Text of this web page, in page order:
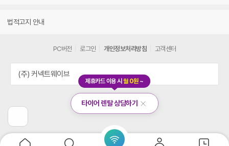
법적고지 안내
제휴카드 이용 시월 0원~
타이어 렌탈 상담하기
닫
기
전
페
이
PC버전 로그인 개인정보처리방침 고객센터
(주) 커넥트웨이브